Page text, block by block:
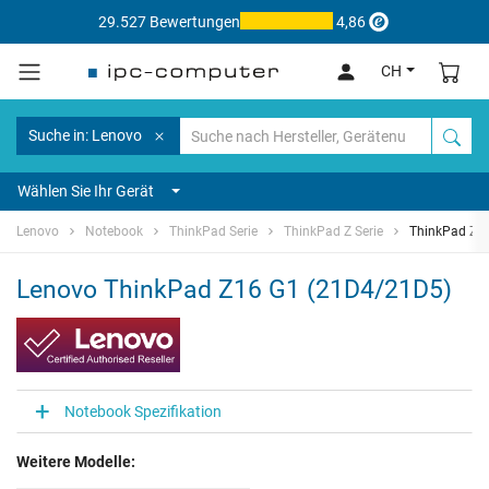
29.527 Bewertungen 4,86
CH
Suche in: Lenovo
Wählen Sie Ihr Gerät
Lenovo Notebook ThinkPad Serie ThinkPad Z Serie ThinkPad
Lenovo ThinkPad Z16 G1 (21D4/21D5)
Notebook Spezifikation
Weitere Modelle: